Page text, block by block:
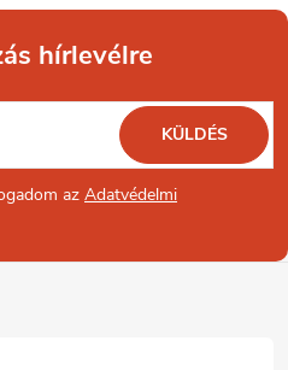
hírlevélre
az Adatvédelmi
KÜLDÉS